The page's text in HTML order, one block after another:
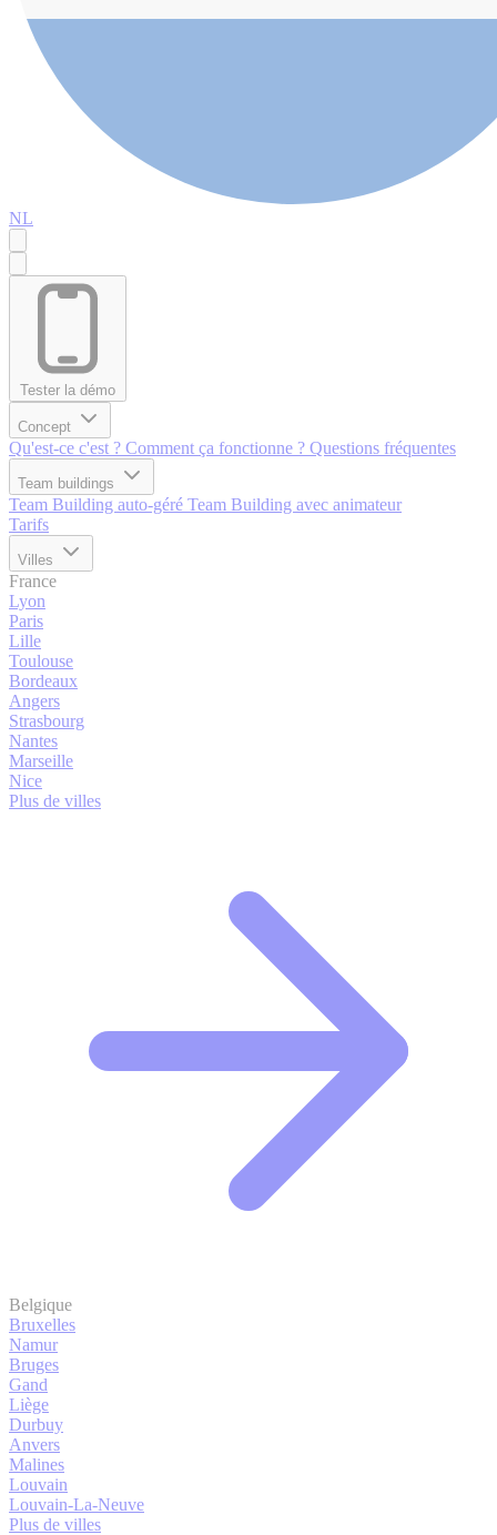
NL
Tester la démo
Concept
Qu'est-ce c'est ? Comment ça fonctionne ? Questions fréquentes
Team buildings
Team Building auto-géré Team Building avec animateur
Tarifs
Villes
France
Lyon
Paris
Lille
Toulouse
Bordeaux
Angers
Strasbourg
Nantes
Marseille
Nice
Plus de villes
Belgique
Bruxelles
Namur
Bruges
Gand
Liège
Durbuy
Anvers
Malines
Louvain
Louvain-La-Neuve
Plus de villes